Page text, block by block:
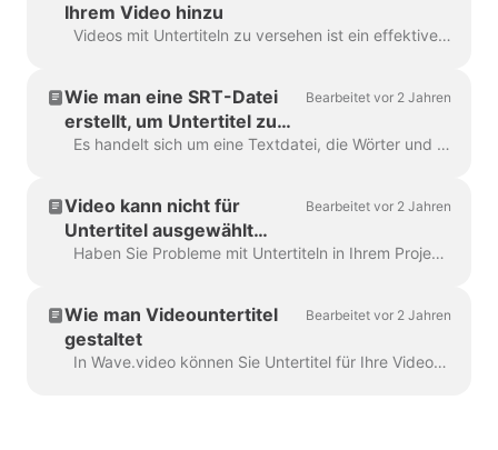
Ihrem Video hinzu
Videos mit Untertiteln zu versehen ist ein effektiver Weg, um mehr Zuschauer zu erreichen und das Engagement für Ihre Inhalte zu erhöhen. Mit Wave.video können Sie ganz einfach automatische Untersc...
Wie man eine SRT-Datei
erstellt, um Untertitel zu
generieren
Bearbeitet vor 2 Jahren
Es handelt sich um eine Textdatei, die Wörter und Phrasen enthält, die im Video gesagt werden. Solche Dateien können zusammen mit Videodateien oder Online-Videoplayern verwendet werden, um die...
Video kann nicht für
Untertitel ausgewählt
werden
Bearbeitet vor 2 Jahren
Haben Sie Probleme mit Untertiteln in Ihrem Projekt? Lassen Sie uns das beheben! Stellen Sie zunächst sicher, dass Ihr hochgeladenes Video vollständig ist ...
Wie man Videountertitel
gestaltet
Bearbeitet vor 2 Jahren
In Wave.video können Sie Untertitel für Ihre Videos automatisch generieren lassen oder eine .srt- oder .vtt-Datei hochladen. Sobald Sie die Untertitel zum Video hinzugefügt haben, können Sie die...